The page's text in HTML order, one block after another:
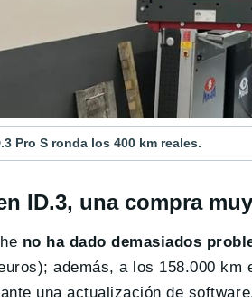
Pro S ronda los 400 km reales.
ID.3, una compra
no ha dado demasiados
además, a los 158.000
una actualización de